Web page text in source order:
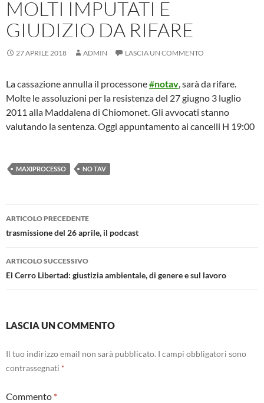
MOLTI IMPUTATI E
GIUDIZIO DA RIFARE
27 APRILE 2018 ADMIN LASCIA UN COMMENTO
La cassazione annulla il processone#notav, sarà da rifare.
Molte le assoluzioni per la resistenza del 27 giugno 3 luglio
2011 alla Maddalena di Chiomonet. Gli avvocati stanno
valutando la sentenza. Oggi appuntamento ai cancelli H 19:00
MAXIPROCESSO NO TAV
Navigazione
articolo
ARTICOLO PRECEDENTE
trasmissione del 26 aprile, il podcast
ARTICOLO SUCCESSIVO
El Cerro Libertad: giustizia ambientale, di genere e sul lavoro
LASCIA UN COMMENTO
Il tuo indirizzo email non sarà pubblicato. I campi obbligatori sono
contrassegnati *
Commento *